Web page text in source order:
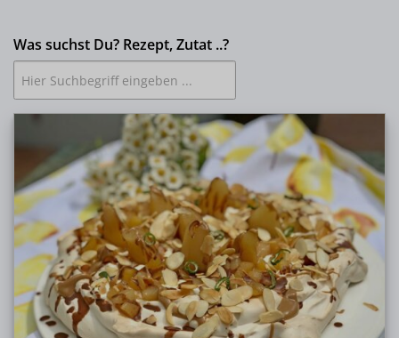
Was suchst Du? Rezept, Zutat ..?